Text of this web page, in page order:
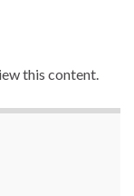
this content.